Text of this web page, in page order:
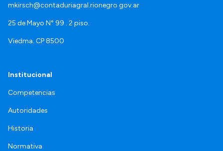
mkirsch@contaduriagral.rionegro.gov.ar
25 de Mayo N° 99 . 2 piso.
Viedma. CP 8500
Institucional
Competencias
Autoridades
Historia
Normativa